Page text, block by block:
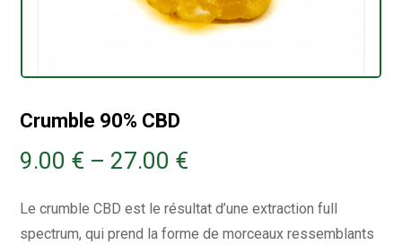
Crumble 90% CBD
9.00 € – 27.00 €
Le crumble CBD est le résultat d’une extraction full
spectrum, qui prend la forme de morceaux ressemblants